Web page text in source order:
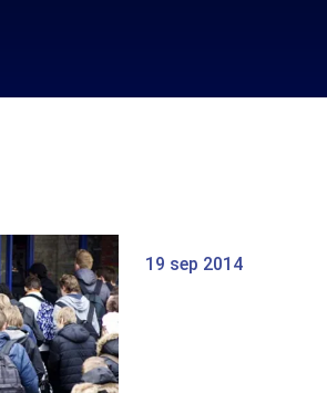
19 sep 2014